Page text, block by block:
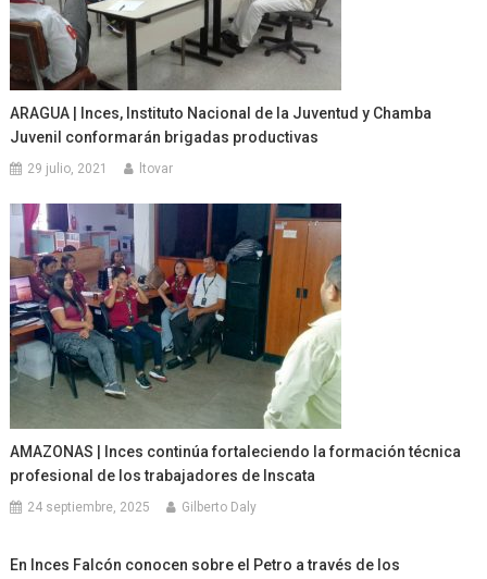
ARAGUA | Inces, Instituto Nacional de la Juventud y Chamba
Juvenil conformarán brigadas productivas
29 julio, 2021 ltovar
AMAZONAS | Inces continúa fortaleciendo la formación técnica
profesional de los trabajadores de Inscata
24 septiembre, 2025 Gilberto Daly
En Inces Falcón conocen sobre el Petro a través de los